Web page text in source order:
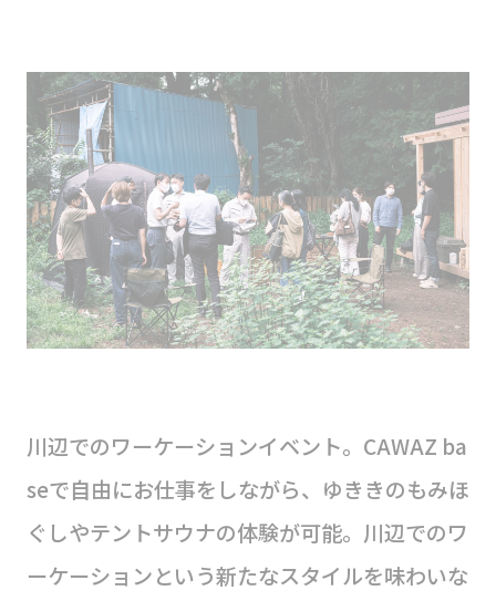
川辺でのワーケーションイベント。CAWAZ ba
seで自由にお仕事をしながら、ゆききのもみほ
ぐしやテントサウナの体験が可能。川辺でのワ
ーケーションという新たなスタイルを味わいな